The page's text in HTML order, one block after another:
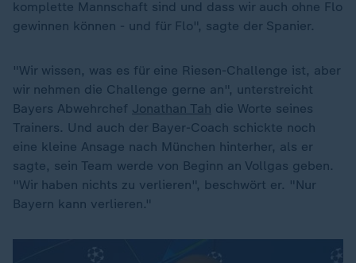
komplette Mannschaft sind und dass wir auch ohne Flo
gewinnen können - und für Flo", sagte der Spanier.
"Wir wissen, was es für eine Riesen-Challenge ist, aber
wir nehmen die Challenge gerne an", unterstreicht
Bayers Abwehrchef Jonathan Tah die Worte seines
Trainers. Und auch der Bayer-Coach schickte noch
eine kleine Ansage nach München hinterher, als er
sagte, sein Team werde von Beginn an Vollgas geben.
"Wir haben nichts zu verlieren", beschwört er. "Nur
Bayern kann verlieren."